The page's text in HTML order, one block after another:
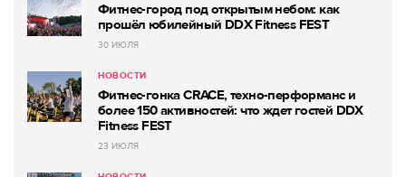
Фитнес-город под открытым небом: как
прошёл юбилейный DDX Fitness FEST
30 ИЮЛЯ
НОВОСТИ
Фитнес-гонка CRACE, техно-перформанс и
более 150 активностей: что ждет гостей DDX
Fitness FEST
23 ИЮЛЯ